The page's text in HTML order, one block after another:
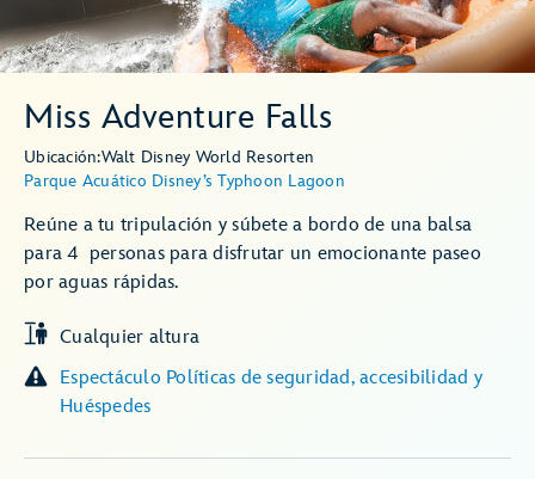
Miss Adventure Falls
Ubicación:Walt Disney World Resorten
Parque Acuático Disney’s Typhoon Lagoon
Reúne a tu tripulación y súbete a bordo de una balsa
para 4 personas para disfrutar un emocionante paseo
por aguas rápidas.
Cualquier altura
Espectáculo Políticas de seguridad, accesibilidad y
Huéspedes